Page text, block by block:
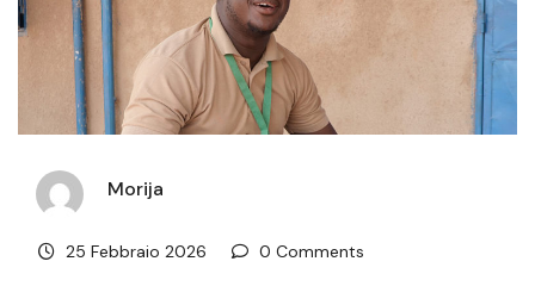
Morija
25 Febbraio 2026 0 Comments